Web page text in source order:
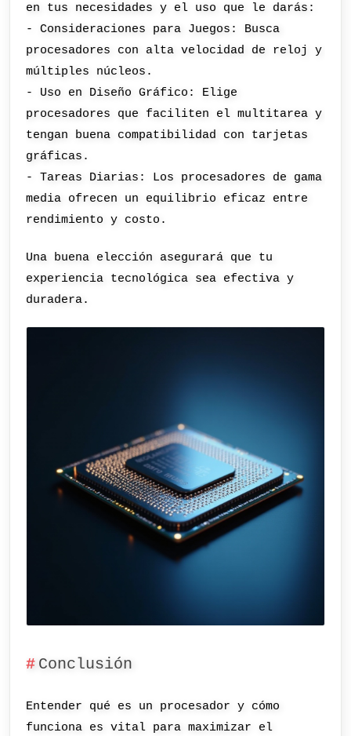
en tus necesidades y el uso que le darás:
- Consideraciones para Juegos: Busca
procesadores con alta velocidad de reloj y
múltiples núcleos.
- Uso en Diseño Gráfico: Elige
procesadores que faciliten el multitarea y
tengan buena compatibilidad con tarjetas
gráficas.
- Tareas Diarias: Los procesadores de gama
media ofrecen un equilibrio eficaz entre
rendimiento y costo.
Una buena elección asegurará que tu
experiencia tecnológica sea efectiva y
duradera.
Conclusión
Entender qué es un procesador y cómo
funciona es vital para maximizar el